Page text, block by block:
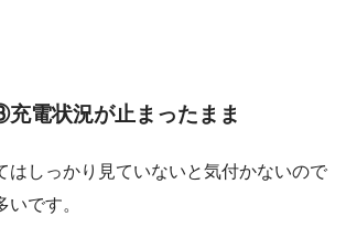
電状況が止まったまま
はしっかり見ていないと気付かないので
です。